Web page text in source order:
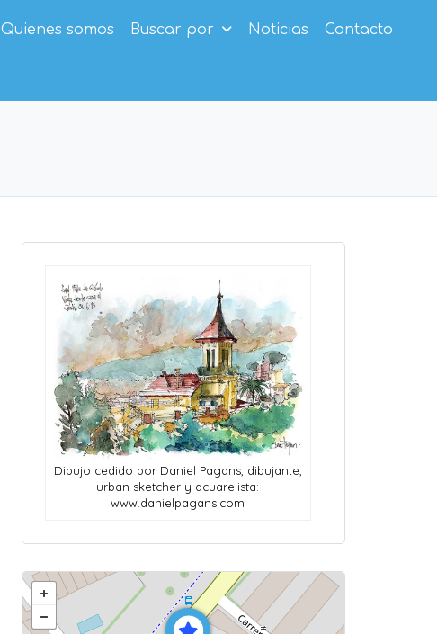
Quienes somos Buscar por Noticias Contacto
Dibujo cedido por Daniel Pagans, dibujante,
urban sketcher y acuarelista:
www.danielpagans.com